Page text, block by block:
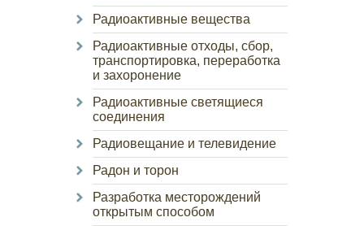
Радиоактивные вещества
Радиоактивные отходы, сбор,
транспортировка, переработка
и захоронение
Радиоактивные светящиеся
соединения
Радиовещание и телевидение
Радон и торон
Разработка месторождений
открытым способом